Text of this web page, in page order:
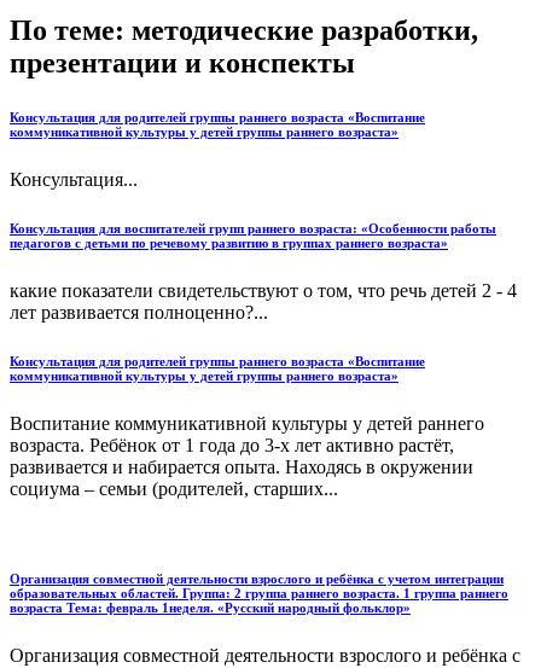
По теме: методические разработки,
презентации и конспекты
Консультация для родителей группы раннего возраста «Воспитание
коммуникативной культуры у детей группы раннего возраста»
Консультация...
Консультация для воспитателей групп раннего возраста: «Особенности работы
педагогов с детьми по речевому развитию в группах раннего возраста»
какие показатели свидетельствуют о том, что речь детей 2 - 4
лет развивается полноценно?...
Консультация для родителей группы раннего возраста «Воспитание
коммуникативной культуры у детей группы раннего возраста»
Воспитание коммуникативной культуры у детей раннего
возраста. Ребёнок от 1 года до 3-х лет активно растёт,
развивается и набирается опыта. Находясь в окружении
социума – семьи (родителей, старших...
Организация совместной деятельности взрослого и ребёнка с учетом интеграции
образовательных областей. Группа: 2 группа раннего возраста. 1 группа раннего
возраста Тема: февраль 1неделя. «Русский народный фольклор»
Организация совместной деятельности взрослого и ребёнка с